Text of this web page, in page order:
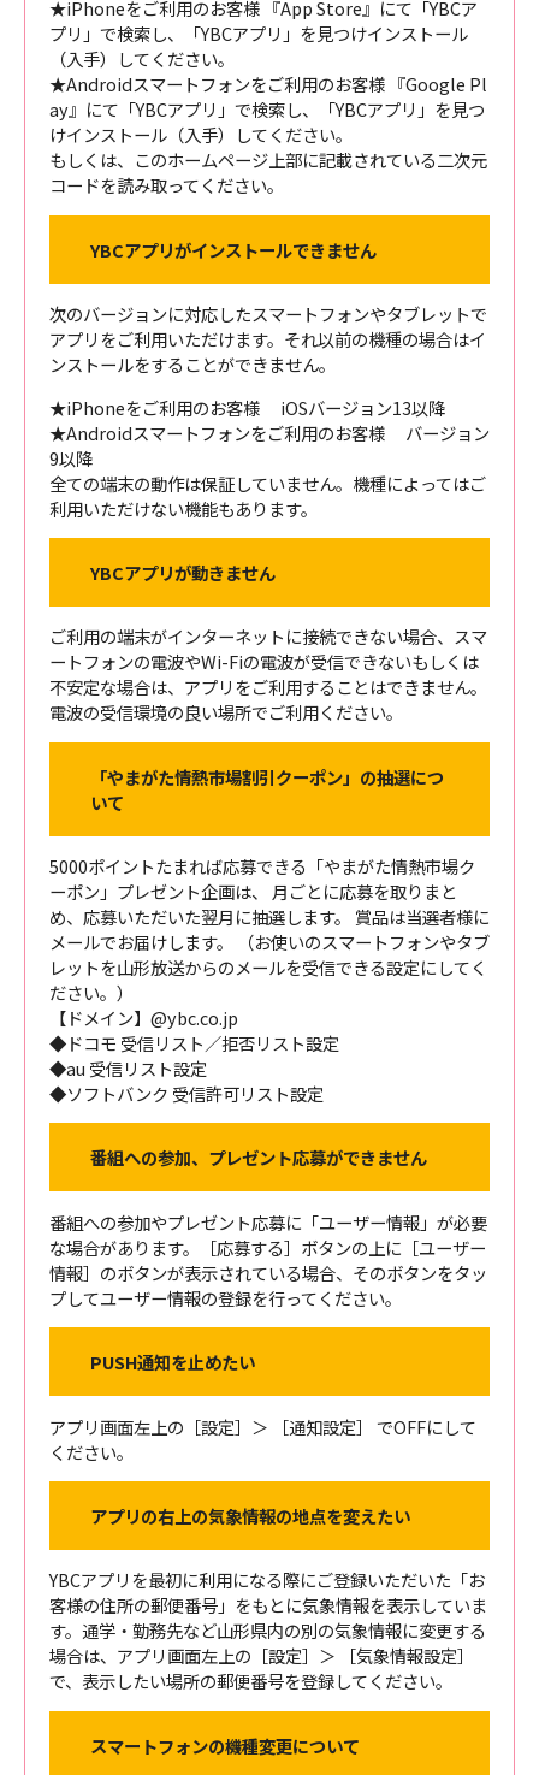
★iPhoneをご利用のお客様 『App Store』にて「YBCア
プリ」で検索し、「YBCアプリ」を見つけインストール
（入手）してください。
★Androidスマートフォンをご利用のお客様 『Google Pl
ay』にて「YBCアプリ」で検索し、「YBCアプリ」を見つ
けインストール（入手）してください。
もしくは、このホームページ上部に記載されている二次元
コードを読み取ってください。
YBCアプリがインストールできません
次のバージョンに対応したスマートフォンやタブレットで
アプリをご利用いただけます。それ以前の機種の場合はイ
ンストールをすることができません。
★iPhoneをご利用のお客様 iOSバージョン13以降
★Androidスマートフォンをご利用のお客様 バージョン
9以降
全ての端末の動作は保証していません。機種によってはご
利用いただけない機能もあります。
YBCアプリが動きません
ご利用の端末がインターネットに接続できない場合、スマ
ートフォンの電波やWi-Fiの電波が受信できないもしくは
不安定な場合は、アプリをご利用することはできません。
電波の受信環境の良い場所でご利用ください。
「やまがた情熱市場割引クーポン」の抽選につ
いて
5000ポイントたまれば応募できる「やまがた情熱市場ク
ーポン」プレゼント企画は、 月ごとに応募を取りまと
め、応募いただいた翌月に抽選します。 賞品は当選者様に
メールでお届けします。 （お使いのスマートフォンやタブ
レットを山形放送からのメールを受信できる設定にしてく
ださい。）
【ドメイン】@ybc.co.jp
◆ドコモ 受信リスト／拒否リスト設定
◆au 受信リスト設定
◆ソフトバンク 受信許可リスト設定
番組への参加、プレゼント応募ができません
番組への参加やプレゼント応募に「ユーザー情報」が必要
な場合があります。［応募する］ボタンの上に［ユーザー
情報］のボタンが表示されている場合、そのボタンをタッ
プしてユーザー情報の登録を行ってください。
PUSH通知を止めたい
アプリ画面左上の［設定］＞ ［通知設定］ でOFFにして
ください。
アプリの右上の気象情報の地点を変えたい
YBCアプリを最初に利用になる際にご登録いただいた「お
客様の住所の郵便番号」をもとに気象情報を表示していま
す。通学・勤務先など山形県内の別の気象情報に変更する
場合は、アプリ画面左上の［設定］＞ ［気象情報設定］
で、表示したい場所の郵便番号を登録してください。
スマートフォンの機種変更について